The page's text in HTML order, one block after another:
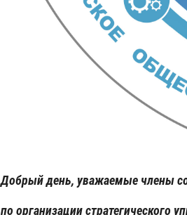
Добрый день, уважаемые члены
по организации стратегического